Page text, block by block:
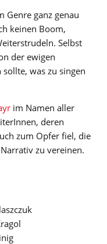
Genre ganz genau
keinen Boom,
Selbst
der ewigen
sollte, was zu singen
im Namen aller
deren
zum Opfer fiel, die
zu vereinen.